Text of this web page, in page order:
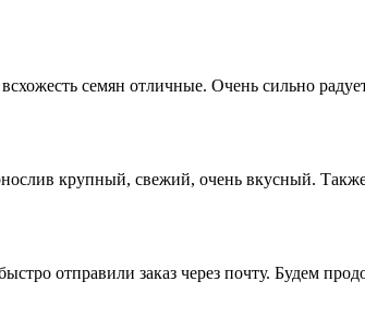
семян отличные. Очень сильно
крупный, свежий, очень вкусный.
отправили заказ через почту. Будем